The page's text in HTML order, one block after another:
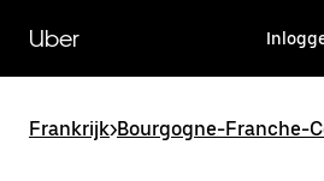
naar
hoofdinhoud
Uber
Frankrijk>Bourgogne-Franche-